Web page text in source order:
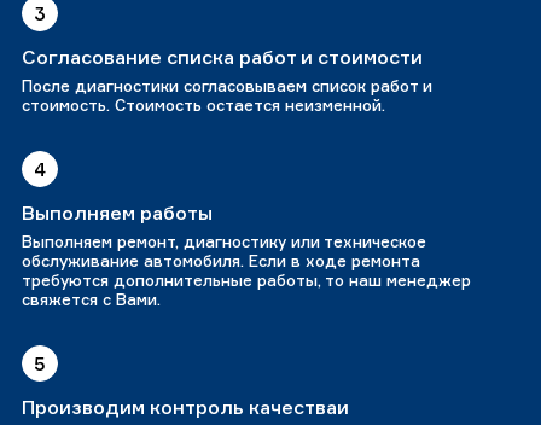
3
Согласование списка работ и стоимости
После диагностики согласовываем список работ и
стоимость. Стоимость остается неизменной.
4
Выполняем работы
Выполняем ремонт, диагностику или техническое
обслуживание автомобиля. Если в ходе ремонта
требуются дополнительные работы, то наш менеджер
свяжется с Вами.
5
Производим контроль качестваи